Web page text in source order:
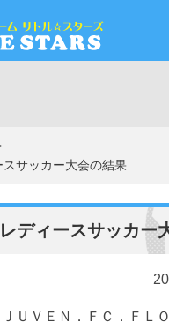
サッカー大会の結果
ディースサッカー
ＪＵＶＥＮ．ＦＣ．Ｆ